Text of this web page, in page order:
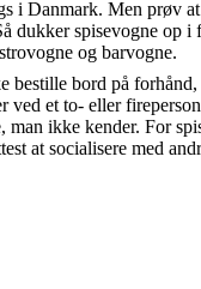
i Danmark. Men prøv
dukker spisevogne op i
og barvogne.
bestille bord på
ved et to- eller
man ikke kender. For
at socialisere med